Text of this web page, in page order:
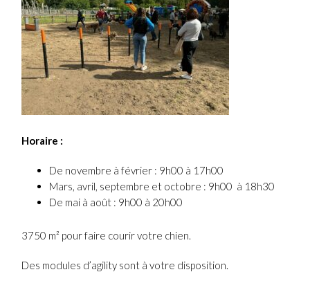
Horaire :
De novembre à février : 9h00 à 17h00
Mars, avril, septembre et octobre : 9h00 à 18h30
De mai à août : 9h00 à 20h00
3750 m² pour faire courir votre chien.
Des modules d’agility sont à votre disposition.